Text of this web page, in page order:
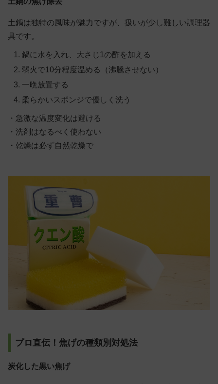
土鍋は独特の風味が魅力ですが、扱いが少し難しい調理器
具です。
鍋に水を入れ、大さじ1の酢を加える
弱火で10分程度温める（沸騰させない）
一晩放置する
柔らかいスポンジで優しく洗う
・急激な温度変化は避ける
・洗剤はなるべく使わない
・乾燥は必ず自然乾燥で
プロ直伝！焦げの種類別対処法
炭化した黒い焦げ